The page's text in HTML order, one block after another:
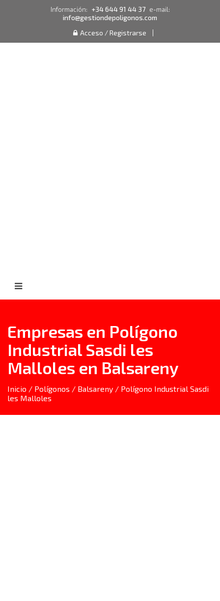
Información: +34 644 91 44 37 e-mail:
info@gestiondepoligonos.com
Acceso / Registrarse
Empresas en Polígono
Industrial Sasdi les
Malloles en Balsareny
Inicio / Polígonos / Balsareny / Polígono Industrial Sasdi
les Malloles